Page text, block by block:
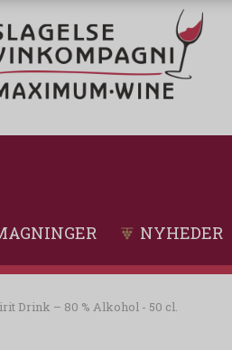
NYHEDER
Drink – 80 % Alkohol - 50 cl.